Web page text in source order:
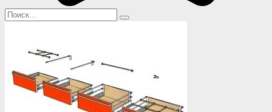
Search
for: